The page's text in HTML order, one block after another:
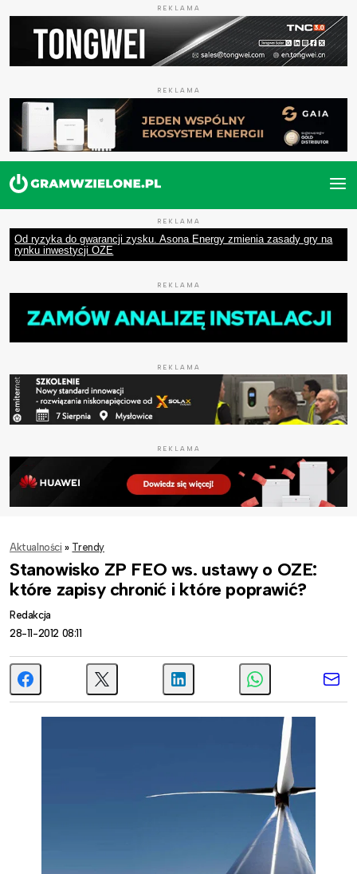
REKLAMA
REKLAMA
REKLAMA
Od ryzyka do gwarancji zysku. Asona Energy zmienia zasady gry na
rynku inwestycji OZE
REKLAMA
REKLAMA
REKLAMA
Aktualności » Trendy
Stanowisko ZP FEO ws. ustawy o OZE:
które zapisy chronić i które poprawić?
Redakcja
28-11-2012 08:11